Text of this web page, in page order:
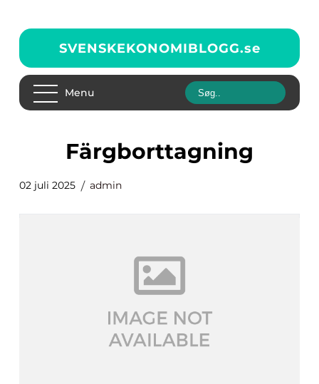
SVENSKEKONOMIBLOGG.se
Menu
Färgborttagning
02 juli 2025 admin